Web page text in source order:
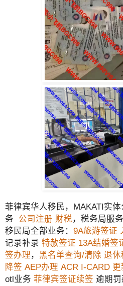
菲律宾华人移民，MAKATI实
务 公司注册 财税 ，税务局服
移民局全部业务： 9A旅游签证
记录补录 特赦签证 13A结婚签
签办理 ， 黑名单查询/清除 退休
降签 AEP办理 ACR I-CARD 更
otl业务 菲律宾签证续签 逾期